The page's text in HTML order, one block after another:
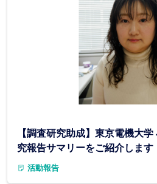
【調査研究助成】東京電機大
究報告サマリーをご紹介します
活動報告